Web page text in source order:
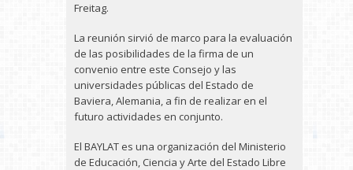
Freitag.
La reunión sirvió de marco para la evaluación
de las posibilidades de la firma de un
convenio entre este Consejo y las
universidades públicas del Estado de
Baviera, Alemania, a fin de realizar en el
futuro actividades en conjunto.
El BAYLAT es una organización del Ministerio
de Educación, Ciencia y Arte del Estado Libre